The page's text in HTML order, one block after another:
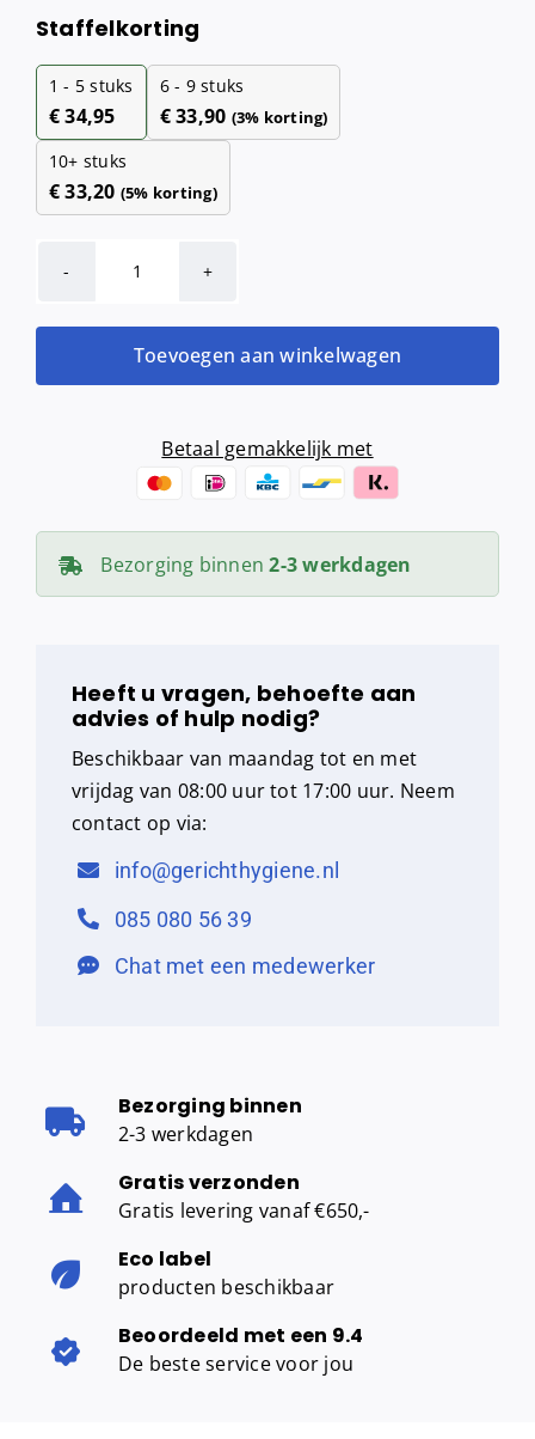
Staffelkorting
1 - 5 stuks
€34,95
6 - 9 stuks
€33,90 (3% korting)
10+ stuks
€33,20 (5% korting)
Euro
Z-
Multifold,
laags)
Toevoegen aan winkelwagen
Betaal gemakkelijk met
Bezorging binnen2-3 werkdagen
Heeft u vragen, behoefte aan
advies of hulp nodig?
Beschikbaar van maandag tot en met
vrijdag van 08:00 uur tot 17:00 uur. Neem
contact op via:
info@gerichthygiene.nl
085 080 56 39
Chat met een medewerker
Bezorging binnen
2-3 werkdagen
Gratis verzonden
Gratis levering vanaf €650,-
Eco label
producten beschikbaar
Beoordeeld met een 9.4
De beste service voor jou